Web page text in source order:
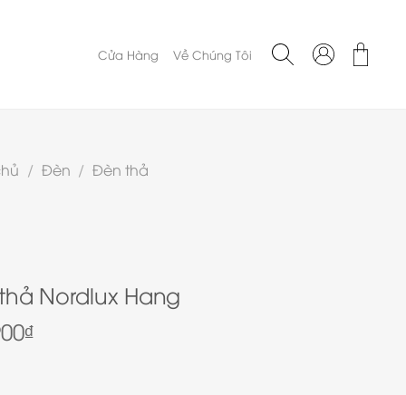
Cửa Hàng Về Chúng Tôi
/ Đèn / Đèn thả
Nordlux Hang
₫